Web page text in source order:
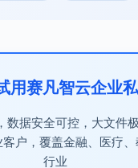
用赛凡智云企业
数据安全可控，大文件
客户，覆盖金融、医疗
行业